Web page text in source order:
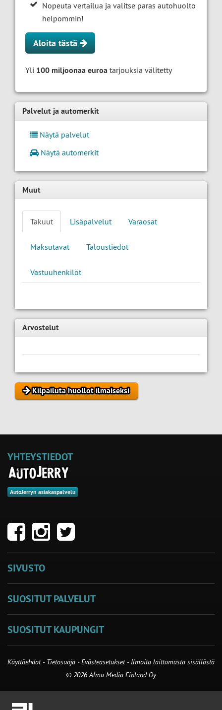
Nopeuta vertailua ja valitse paras autohuolto
helpommin!
Aloita tästä
Yli 100 miljoonaa euroa tarjouksia välitetty
Palvelut ja automerkit
Näytä palvelut
Näytä automerkit
Muut
Takuut Lisäpalvelut Varaosat
Maksutavat Taloustiedot
Vastuuhenkilöt
Arvostelut
Kilpailuta huollot ilmaiseksi
YHTEYSTIEDOT
AutoJerryn asiakaspalvelu
SIVUSTO
SUOSITUT PALVELUT
SUOSITUT KAUPUNGIT
Käyttöehdot - Tietosuoja -Evästeasetukset- Ilmoita laittomasta sisällöstä
© 2026 Alma Media Finland Oy